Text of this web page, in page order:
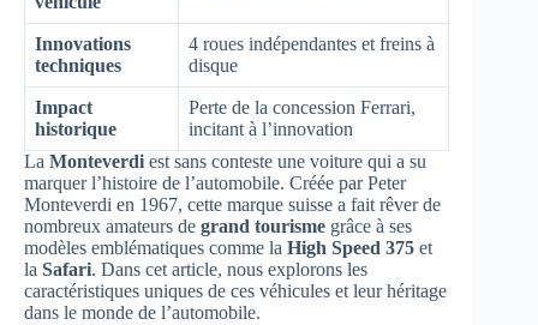
Innovations
techniques
4 roues indépendantes et freins à
disque
Impact
historique
Perte de la concession Ferrari,
incitant à l’innovation
La Monteverdi est sans conteste une voiture qui a su
marquer l’histoire de l’automobile. Créée par Peter
Monteverdi en 1967, cette marque suisse a fait rêver de
nombreux amateurs de grand tourisme grâce à ses
modèles emblématiques comme la High Speed 375 et
la Safari. Dans cet article, nous explorons les
caractéristiques uniques de ces véhicules et leur héritage
dans le monde de l’automobile.